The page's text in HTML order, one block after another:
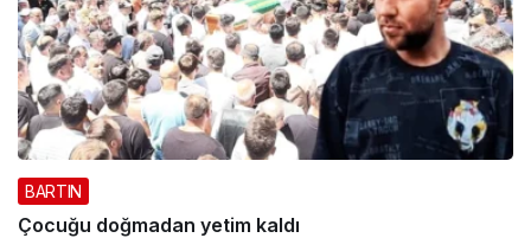
BARTIN
Çocuğu doğmadan yetim kaldı